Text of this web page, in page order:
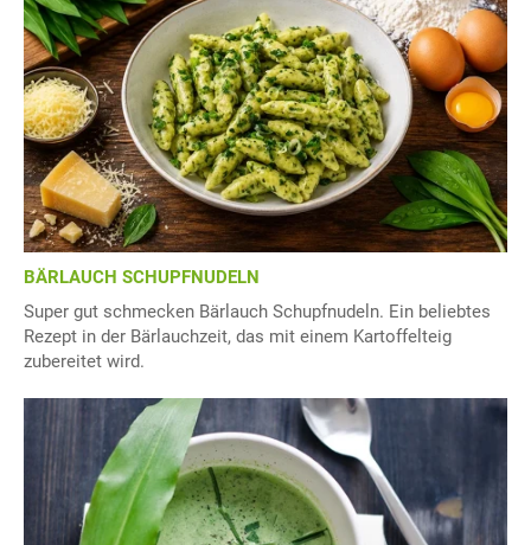
BÄRLAUCH SCHUPFNUDELN
Super gut schmecken Bärlauch Schupfnudeln. Ein beliebtes
Rezept in der Bärlauchzeit, das mit einem Kartoffelteig
zubereitet wird.